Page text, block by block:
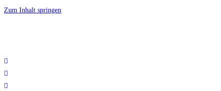
Zum Inhalt springen